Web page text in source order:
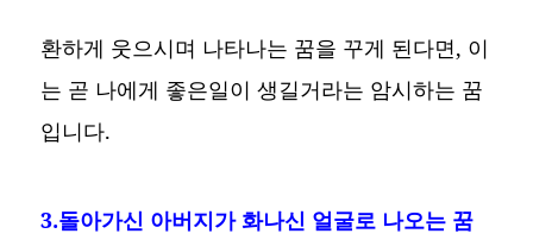
환하게 웃으시며 나타나는 꿈을 꾸게 된다면, 이
는 곧 나에게 좋은일이 생길거라는 암시하는 꿈
입니다.
3.돌아가신 아버지가 화나신 얼굴로 나오는 꿈